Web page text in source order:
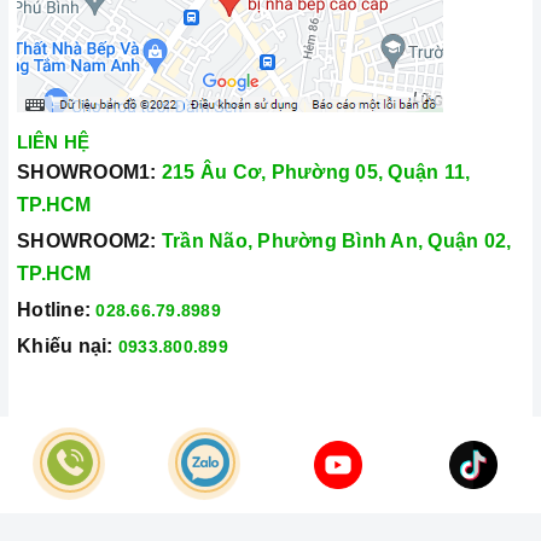
và không gặp bất kỳ khó khăn nào trong quá trình sử dụng
sản phẩm.
Vận chuyển lắp đặt nhanh chóng: Đội ngũ tư vấn viên,
nhân viên và kỹ thuật viên chuyên nghiệp, tận tâm sẽ đồng
hành cùng quý khách trong quá trình mua sắm và sử dụng
sản phẩm.
Đến với Home Best, chúng tôi tự hào cung cấp đến khách hàng
đa dạng các dòng bếp từ KAFF
nổi tiếng, cam kết về chất
lượng và nguồn gốc sản phẩm chính hãng. Chúng tôi tự tin
LIÊN HỆ
SHOWROOM1: 215 Âu Cơ, Phường 05, Quận 11,
TP.HCM
SHOWROOM2: Trần Não, Phường Bình An, Quận 02,
TP.HCM
Hotline: 028.66.79.8989
Khiếu nại: 0933.800.899
© Bản quyền thuộc vềCông Ty TNHH Home Best Việt Nam
Cung cấp bởi
Sapo